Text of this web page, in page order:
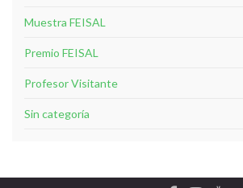
Muestra FEISAL
Premio FEISAL
Profesor Visitante
Sin categoría